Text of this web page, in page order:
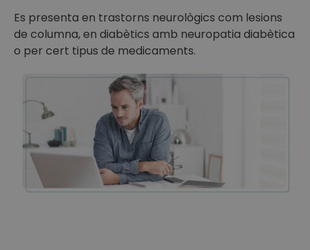
Es presenta en trastorns neurològics com lesions
de columna, en diabètics amb neuropatia diabètica
o per cert tipus de medicaments.